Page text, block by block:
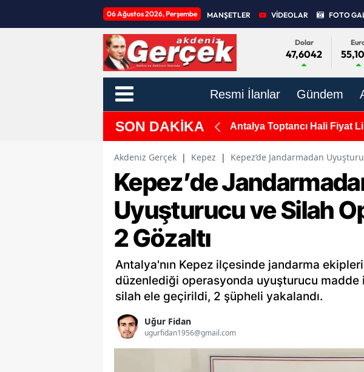
06 Ağustos 2026, Perşembe MANŞETLER VİDEOLAR FOTO
Dolar
47,6042
Resmi İlanlar Gündem
SON DAKİKA Antalya Toptancı Hali Fiyat
Akdeniz Gerçek | Kepez | Kepez’de Jandarmadan
Kepez’de
Uyuşturucu ve Silah
2 Gözaltı
Antalya'nın Kepez ilçesinde jandarma
düzenlediği operasyonda uyuşturucu madde
silah ele geçirildi, 2 şüpheli yakalandı.
Uğur Fidan
ugurfidan1956@gmail.com